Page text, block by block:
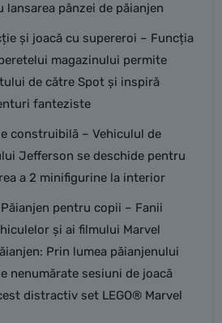
lansarea pânzei de păianjen
și joacă cu supereroi – Funcția
magazinului permite
de către Spot și inspiră
fanteziste
construibilă – Vehiculul de
Jefferson se deschide pentru
a 2 minifigurine la interior
pentru copii – Fanii
și ai filmului Marvel
Prin lumea păianjenului
nenumărate sesiuni de joacă
distractiv set LEGO® Marvel